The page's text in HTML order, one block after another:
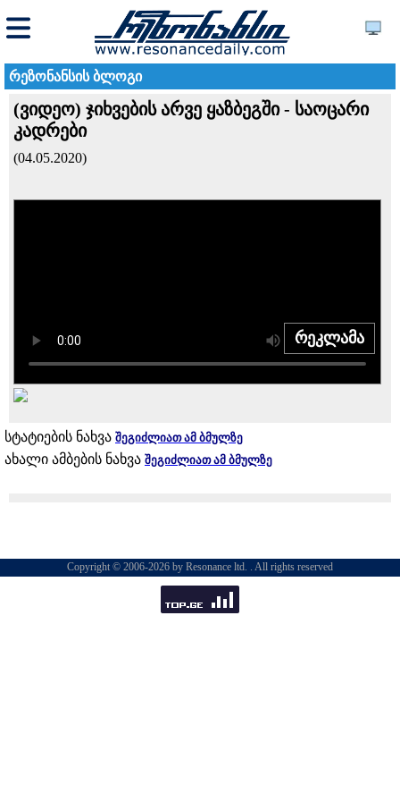
რეზონანსის ბლოგი
(ვიდეო) ჯიხვების არვე ყაზბეგში - საოცარი
კადრები
(04.05.2020)
რეკლამა
სტატიების ნახვა შეგიძლიათ ამ ბმულზე
ახალი ამბების ნახვა შეგიძლიათ ამ ბმულზე
Copyright © 2006-2026 by Resonance ltd. . All rights reserved